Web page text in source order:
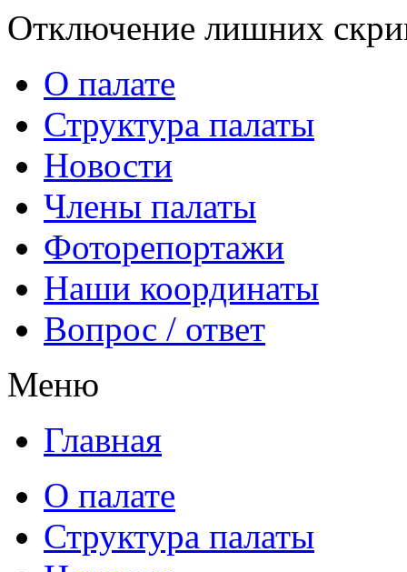
Отключение лишних
О палате
Структура палаты
Новости
Члены палаты
Фоторепортажи
Наши координаты
Вопрос / ответ
Меню
Главная
О палате
Структура палаты